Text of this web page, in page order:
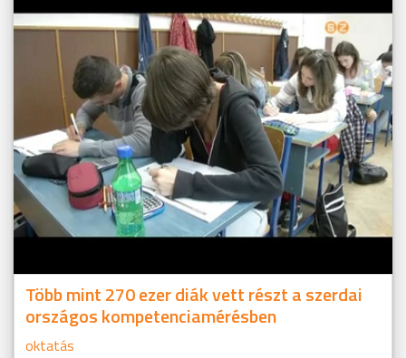
Több mint 270 ezer diák vett részt a szerdai
országos kompetenciamérésben
oktatás